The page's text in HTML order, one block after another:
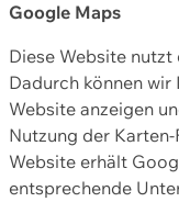
Google Maps
Diese Website
Dadurch können
Website anzeigen
Nutzung der
Website erhält
entsprechende